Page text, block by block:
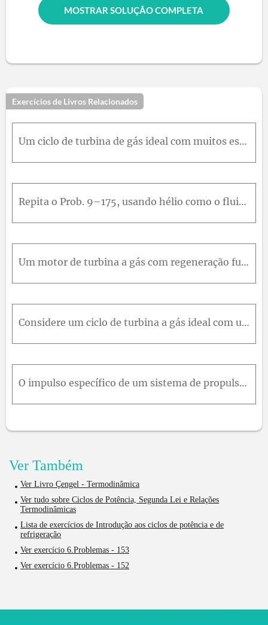
MOSTRAR SOLUÇÃO COMPLETA
Exercícios de Livros Relacionados
Um ciclo de turbina de gás ideal com muitos estágios de compressão e expansão e um regenerador de 100 % de eficiência tem uma razão de pressão total igual a 10 . Ar entra em todos os estágios do compr
Repita o Prob. 9–175, usando hélio como o fluido de trabalho.
Um motor de turbina a gás com regeneração funciona com dois estágios de compressão e dois estágios de expansão. A razão de pressão em cada estágio do compressor e da turbina é de 4. Ar entra em cada e
Considere um ciclo de turbina a gás ideal com um estágio de compressão e dois estágios de expansão e regeneração. A razão de pressão em cada estágio da turbina é a mesma. O gás de exaustão da turbina
O impulso específico de um sistema de propulsão de aeronaves é a força produzida por unidade de fluxo de massa produzindo empuxo. Considere um motor a jato que opera em um ambiente a 10 psia e 30 °F e
Ver Também
Ver Livro Çengel - Termodinâmica
Ver tudo sobre Ciclos de Potência, Segunda Lei e Relações
Termodinâmicas
Lista de exercícios de Introdução aos ciclos de potência e de
refrigeração
Ver exercício 6.Problemas - 153
Ver exercício 6.Problemas - 152